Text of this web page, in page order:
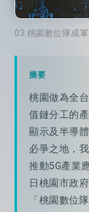
03.桃園數位隊成
摘要
桃園做為全
值鏈分工的
顯示及半導
必爭之地，
推動5G產業
日桃園市政
「桃園數位